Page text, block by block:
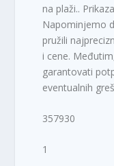
na plaži..
Napominjemo
pružili
i cene.
garantovati
eventualnih
357930
1